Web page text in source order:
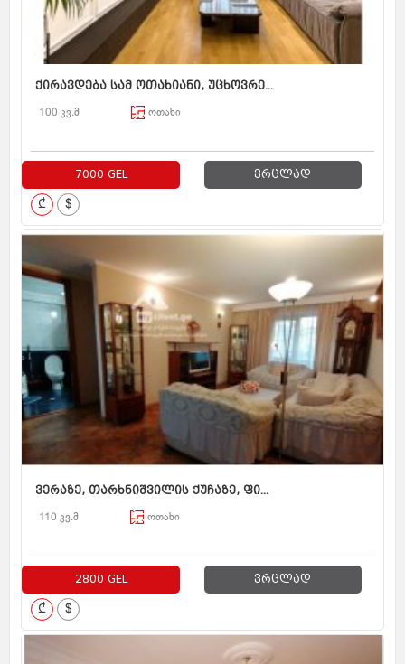
ქირავდება სამ ოთახიანი, უცხოვრე...
100 კვ.მ ოთახი
7000 GEL ვრცლად
₾ $
ვერაზე, თარხნიშვილის ქუჩაზე, ფი...
110 კვ.მ ოთახი
2800 GEL ვრცლად
₾ $